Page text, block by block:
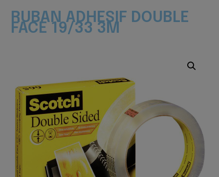
RUBAN ADHESIF DOUBLE
FACE 19/33 3M